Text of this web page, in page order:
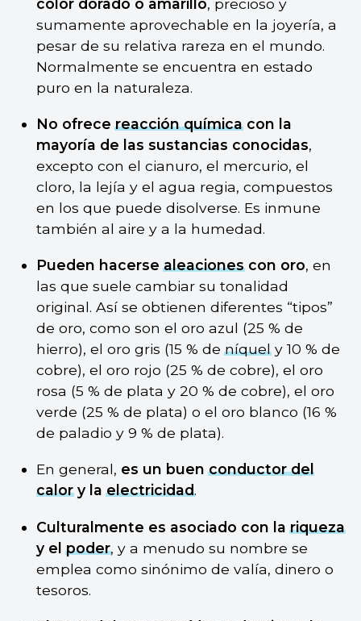
color dorado o amarillo, precioso y
sumamente aprovechable en la joyería, a
pesar de su relativa rareza en el mundo.
Normalmente se encuentra en estado
puro en la naturaleza.
No ofrecereacción químicacon la
mayoría de las sustancias conocidas,
excepto con el cianuro, el mercurio, el
cloro, la lejía y el agua regia, compuestos
en los que puede disolverse. Es inmune
también al aire y a la humedad.
Pueden hacersealeacionescon oro, en
las que suele cambiar su tonalidad
original. Así se obtienen diferentes “tipos”
de oro, como son el oro azul (25 % de
hierro), el oro gris (15 % deníquely 10 % de
cobre), el oro rojo (25 % de cobre), el oro
rosa (5 % de plata y 20 % de cobre), el oro
verde (25 % de plata) o el oro blanco (16 %
de paladio y 9 % de plata).
En general, es un buenconductor del
calory laelectricidad.
Culturalmente es asociado con lariqueza
y elpoder, y a menudo su nombre se
emplea como sinónimo de valía, dinero o
tesoros.